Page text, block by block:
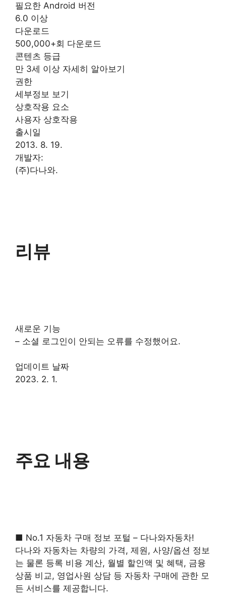
필요한 Android 버전
6.0 이상
다운로드
500,000+회 다운로드
콘텐츠 등급
만 3세 이상 자세히 알아보기
권한
세부정보 보기
상호작용 요소
사용자 상호작용
출시일
2013. 8. 19.
개발자:
(주)다나와.
리뷰
새로운 기능
– 소셜 로그인이 안되는 오류를 수정했어요.
업데이트 날짜
2023. 2. 1.
주요 내용
■ No.1 자동차 구매 정보 포털 – 다나와자동차!
다나와 자동차는 차량의 가격, 제원, 사양/옵션 정보
는 물론 등록 비용 계산, 월별 할인액 및 혜택, 금융
상품 비교, 영업사원 상담 등 자동차 구매에 관한 모
든 서비스를 제공합니다.